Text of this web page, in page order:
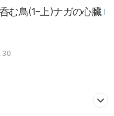
む鳥(1-上)ナガの心臟 [